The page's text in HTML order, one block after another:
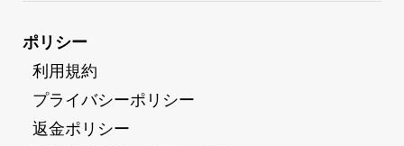
ポリシー
利用規約
プライバシーポリシー
返金ポリシー